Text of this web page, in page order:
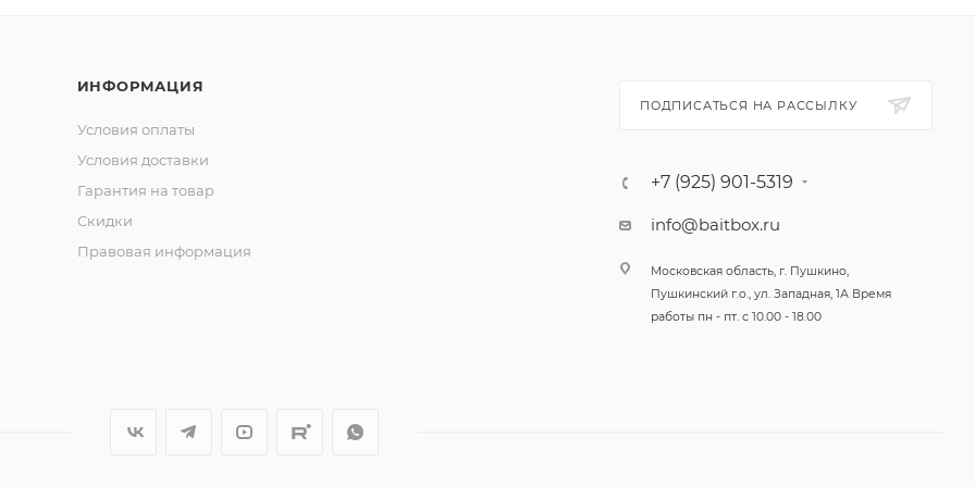
многолетний опыт, знания и страсть к рыбалке. Каждая
Эта игра провоцирует даже сытую рыбу на атаку.
исполнение делают Verhoglyad неотличимым от
атакует!
ИНФОРМАЦИЯ
Условия оплаты
Условия доставки
Гарантия на товар
Скидки
Правовая информация
ПОДПИСАТЬСЯ НА РАССЫЛКУ
+7 (925) 901-5319
info@baitbox.ru
Московская область, г. Пушкино,
Пушкинский г.о., ул. Западная, 1А Время
работы пн - пт. с 10.00 - 18.00